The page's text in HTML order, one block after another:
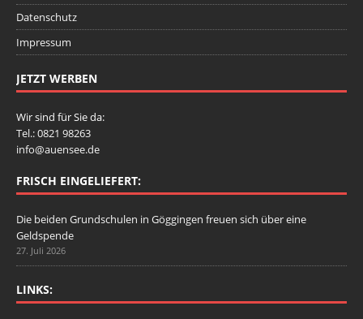
Datenschutz
Impressum
JETZT WERBEN
Wir sind für Sie da:
Tel.: 0821 98263
info@auensee.de
FRISCH EINGELIEFERT:
Die beiden Grundschulen in Göggingen freuen sich über eine
Geldspende
27. Juli 2026
LINKS: